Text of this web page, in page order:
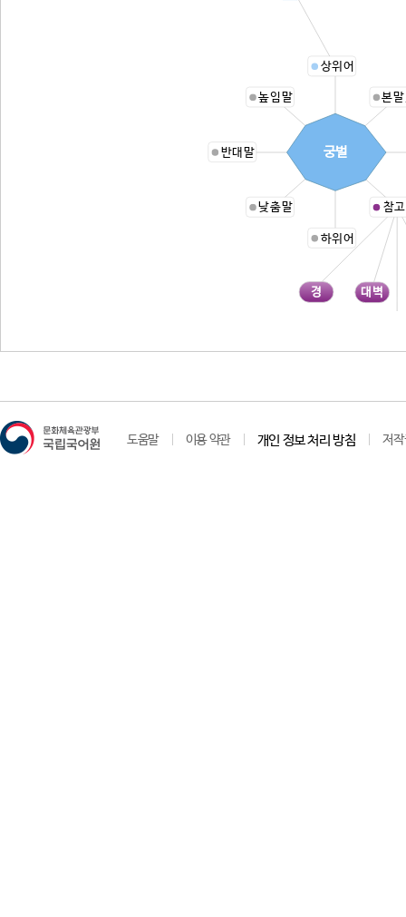
상위어
본
경 대벽
참
하위어
낮춤말
반대말
높임말
궁벌
도움말 이용 약관 개인 정보 처리 방침 저